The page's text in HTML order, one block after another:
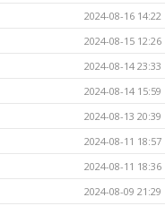
2024-08-16 14:22
2024-08-15 12:26
2024-08-14 23:33
2024-08-14 15:59
2024-08-13 20:39
2024-08-11 18:57
2024-08-11 18:36
2024-08-09 21:29